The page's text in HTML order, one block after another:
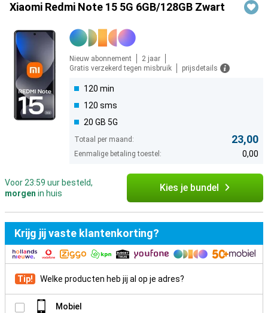
Xiaomi Redmi Note 15 5G 6GB/128GB Zwart
Nieuw abonnement
2 jaar
Gratis verzekerd tegen misbruik
prijsdetails
120 min
120 sms
20 GB 5G
Totaal per maand: 23,00
Eenmalige betaling toestel: 0,00
Voor 23:59 uur besteld,
morgen in huis Kies je bundel
Krijg jij vaste klantenkorting?
Tip! Welke producten heb jij al op je adres?
Mobiel